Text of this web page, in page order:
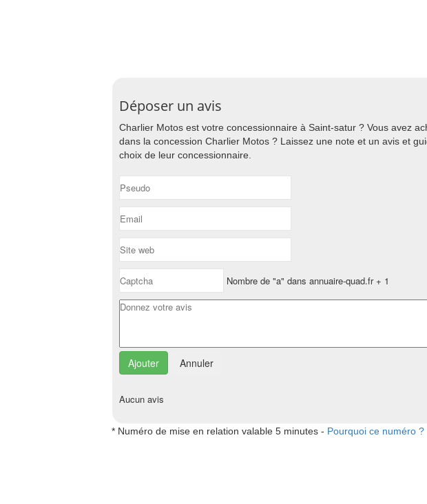
Déposer un avis
Charlier Motos est votre concessionnaire à Saint-satur ? Vous avez
dans la concession Charlier Motos ? Laissez une note et un avis et
choix de leur concessionnaire.
Nombre de "a" dans annuaire-quad.fr + 1
Annuler
Aucun avis
* Numéro de mise en relation valable 5 minutes - Pourquoi ce numéro ?